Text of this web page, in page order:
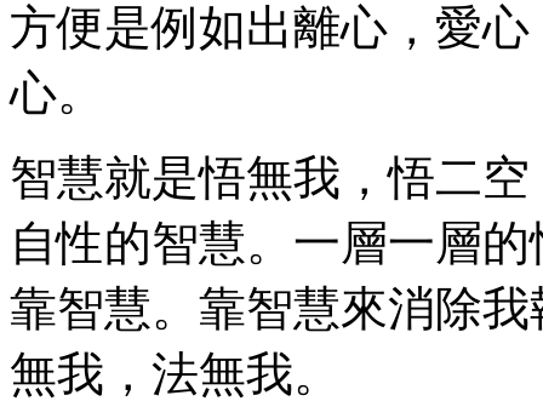
方便是例如出離心，愛
心。
智慧就是悟無我，悟二
自性的智慧。一層一層
靠智慧。靠智慧來消除
無我，法無我。